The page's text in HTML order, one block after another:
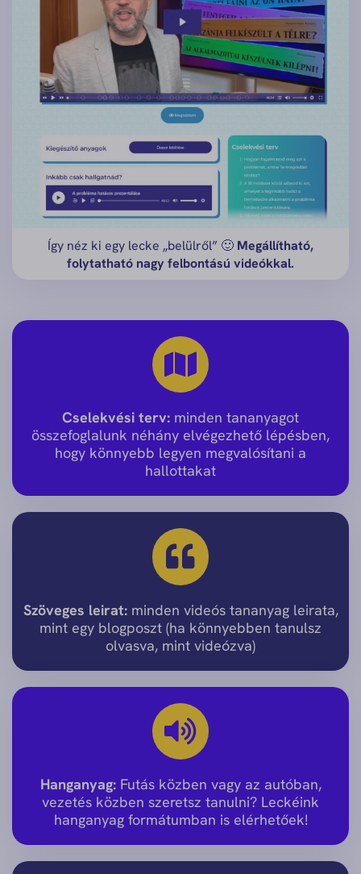
Így néz ki egy lecke „belülről” 🙂 Megállítható,
folytatható nagy felbontású videókkal.
Cselekvési terv: minden tananyagot
összefoglalunk néhány elvégezhető lépésben,
hogy könnyebb legyen megvalósítani a
hallottakat
Szöveges leirat:minden videós tananyag leirata,
mint egy blogposzt (ha könnyebben tanulsz
olvasva, mint videózva)
Hanganyag:Futás közben vagy az autóban,
vezetés közben szeretsz tanulni? Leckéink
hanganyag formátumban is elérhetőek!